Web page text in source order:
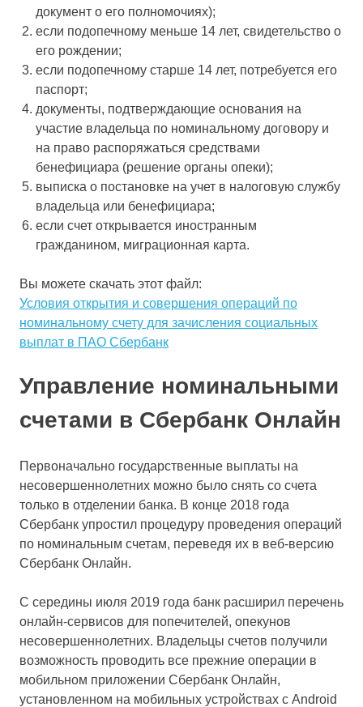
документ о его полномочиях);
если подопечному меньше 14 лет, свидетельство о
его рождении;
если подопечному старше 14 лет, потребуется его
паспорт;
документы, подтверждающие основания на
участие владельца по номинальному договору и
на право распоряжаться средствами
бенефициара (решение органы опеки);
выписка о постановке на учет в налоговую службу
владельца или бенефициара;
если счет открывается иностранным
гражданином, миграционная карта.
Вы можете скачать этот файл:
Условия открытия и совершения операций по
номинальному счету для зачисления социальных
выплат в ПАО Сбербанк
Управление номинальными
счетами в Сбербанк Онлайн
Первоначально государственные выплаты на
несовершеннолетних можно было снять со счета
только в отделении банка. В конце 2018 года
Сбербанк упростил процедуру проведения операций
по номинальным счетам, переведя их в веб-версию
Сбербанк Онлайн.
С середины июля 2019 года банк расширил перечень
онлайн-сервисов для попечителей, опекунов
несовершеннолетних. Владельцы счетов получили
возможность проводить все прежние операции в
мобильном приложении Сбербанк Онлайн,
установленном на мобильных устройствах с Android